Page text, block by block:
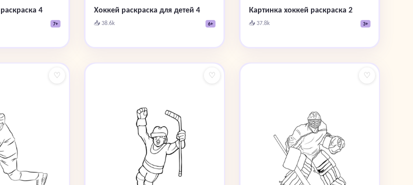
4
7+
Хоккей раскраска для детей 4
📥 38.6k 6+
Картинка хоккей раскраска 2
📥 37.8k 3+
♡ ♡ ♡